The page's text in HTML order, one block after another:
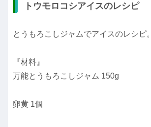
トウモロコシアイスのレシピ
とうもろこしジャムでアイスのレシピ。
『材料』
万能とうもろこしジャム 150g
卵黄 1個